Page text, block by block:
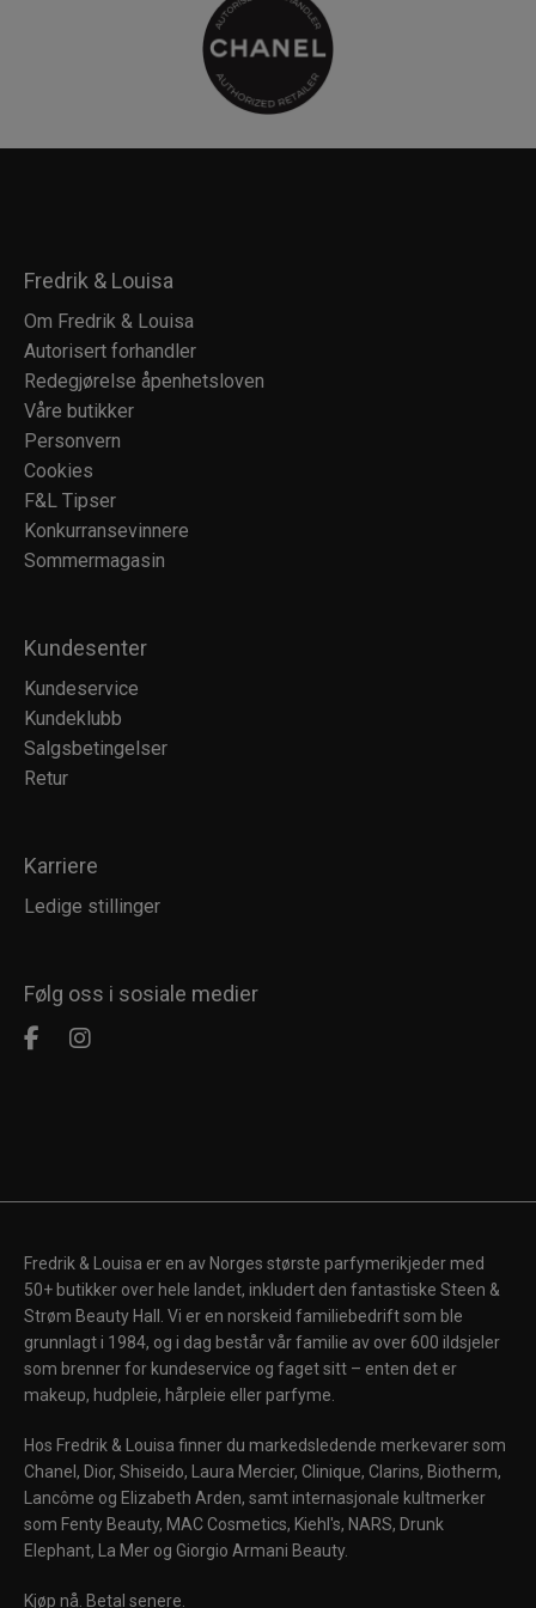
Fredrik & Louisa
Om Fredrik & Louisa
Autorisert forhandler
Redegjørelse åpenhetsloven
Våre butikker
Personvern
Cookies
F&L Tipser
Konkurransevinnere
Sommermagasin
Kundesenter
Kundeservice
Kundeklubb
Salgsbetingelser
Retur
Karriere
Ledige stillinger
Følg oss i sosiale medier
Fredrik & Louisa er en av Norges største parfymerikjeder med
50+ butikker over hele landet, inkludert den fantastiske Steen &
Strøm Beauty Hall. Vi er en norskeid familiebedrift som ble
grunnlagt i 1984, og i dag består vår familie av over 600 ildsjeler
som brenner for kundeservice og faget sitt – enten det er
makeup, hudpleie, hårpleie eller parfyme.
Hos Fredrik & Louisa finner du markedsledende merkevarer som
Chanel, Dior, Shiseido, Laura Mercier, Clinique, Clarins, Biotherm,
Lancôme og Elizabeth Arden, samt internasjonale kultmerker
som Fenty Beauty, MAC Cosmetics, Kiehl's, NARS, Drunk
Elephant, La Mer og Giorgio Armani Beauty.
Kjøp nå. Betal senere.